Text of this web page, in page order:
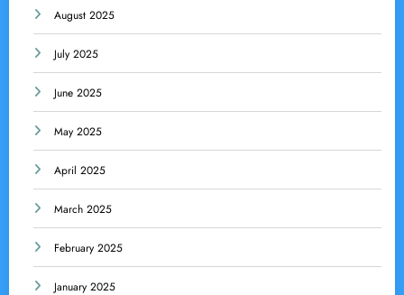
August 2025
July 2025
June 2025
May 2025
April 2025
March 2025
February 2025
January 2025